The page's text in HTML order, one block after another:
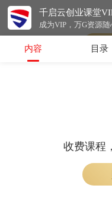
千启云创业课堂
成为VIP，万G资源随
收费课程
内容 目录
收费课程